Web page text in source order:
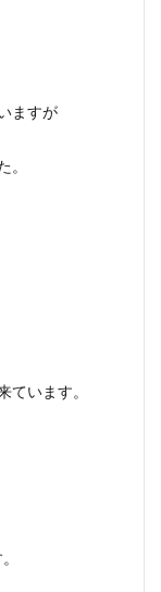
ますが
。
ています。